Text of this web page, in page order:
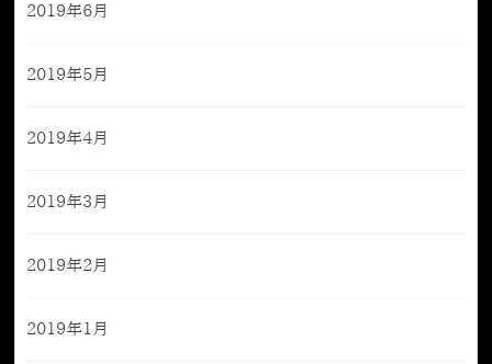
2019年6月
2019年5月
2019年4月
2019年3月
2019年2月
2019年1月